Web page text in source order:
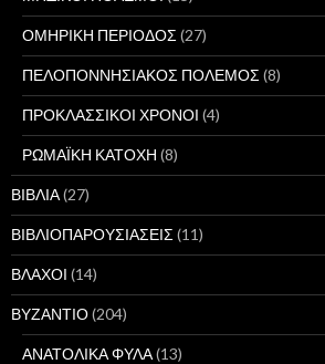
ΟΜΗΡΙΚΗ ΠΕΡΙΟΔΟΣ (27)
ΠΕΛΟΠΟΝΝΗΣΙΑΚΟΣ ΠΟΛΕΜΟΣ (8)
ΠΡΟΚΛΑΣΣΙΚΟΙ ΧΡΟΝΟΙ (4)
ΡΩΜΑΪΚΗ ΚΑΤΟΧΗ (8)
ΒΙΒΛΙΑ(27)
ΒΙΒΛΙΟΠΑΡΟΥΣΙΑΣΕΙΣ (11)
ΒΛΑΧΟΙ (14)
ΒΥΖΑΝΤΙΟ(204)
ΑΝΑΤΟΛΙΚΑ ΦΥΛΑ(13)